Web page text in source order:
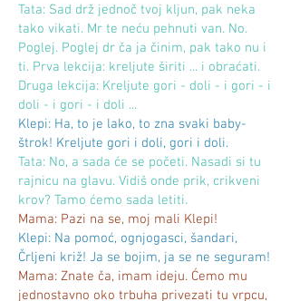
Tata: Sad drž jednoč tvoj kljun, pak neka
tako vikati. Mr te neću pehnuti van. No.
Poglej. Poglej dr ča ja činim, pak tako nu i
ti. Prva lekcija: kreljute širiti ... i obraćati.
Druga lekcija: Kreljute gori - doli - i gori - i
doli - i gori - i doli ...
Klepi: Ha, to je lako, to zna svaki baby-
štrok! Kreljute gori i doli, gori i doli.
Tata: No, a sada će se početi. Nasadi si tu
rajnicu na glavu. Vidiš onde prik, crikveni
krov? Tamo ćemo sada letiti.
Mama: Pazi na se, moj mali Klepi!
Klepi: Na pomoć, ognjogasci, šandari,
Črljeni križ! Ja se bojim, ja se ne seguram!
Mama: Znate ča, imam ideju. Ćemo mu
jednostavno oko trbuha privezati tu vrpcu,